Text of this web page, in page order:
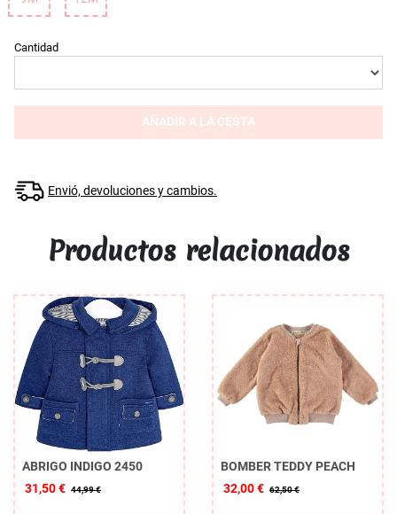
Cantidad
AÑADIR A LA CESTA
Envió, devoluciones y cambios.
Productos relacionados
ABRIGO INDIGO 2450
31,50 € 44,99 €
BOMBER TEDDY PEACH
32,00 € 62,50 €